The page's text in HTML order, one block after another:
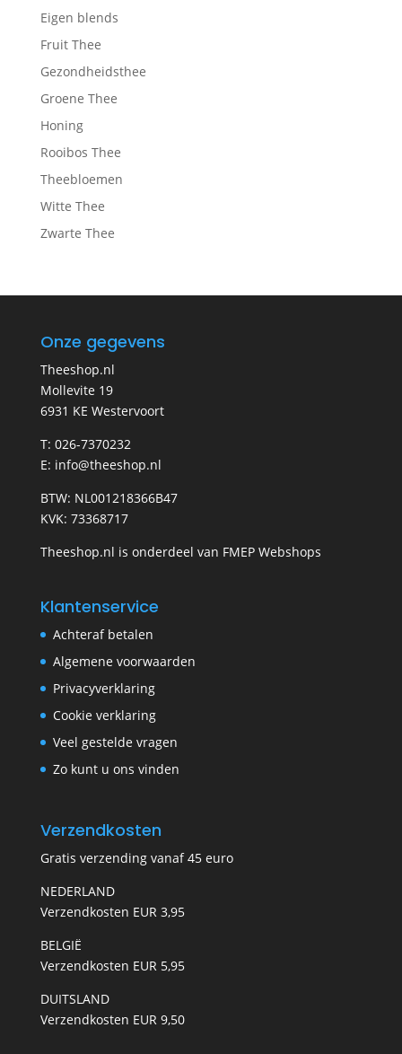
Eigen blends
Fruit Thee
Gezondheidsthee
Groene Thee
Honing
Rooibos Thee
Theebloemen
Witte Thee
Zwarte Thee
Onze gegevens
Theeshop.nl
Mollevite 19
6931 KE Westervoort
T: 026-7370232
E: info@theeshop.nl
BTW: NL001218366B47
KVK: 73368717
Theeshop.nl is onderdeel van FMEP Webshops
Klantenservice
Achteraf betalen
Algemene voorwaarden
Privacyverklaring
Cookie verklaring
Veel gestelde vragen
Zo kunt u ons vinden
Verzendkosten
Gratis verzending vanaf 45 euro
NEDERLAND
Verzendkosten EUR 3,95
BELGIË
Verzendkosten EUR 5,95
DUITSLAND
Verzendkosten EUR 9,50